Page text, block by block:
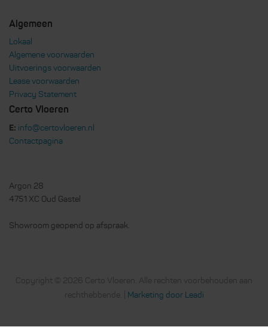
Algemeen
Lokaal
Algemene voorwaarden
Uitvoerings voorwaarden
Lease voorwaarden
Privacy Statement
Certo Vloeren
E: info@certovloeren.nl
Contactpagina
Argon 28
4751 XC Oud Gastel
Showroom geopend op afspraak.
Copyright © 2026 Certo Vloeren. Alle rechten voorbehouden aan
rechthebbende. |
Marketing door Leadi